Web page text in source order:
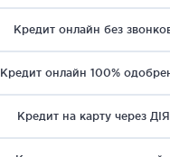
Кредит онлайн без
Кредит онлайн 100%
Кредит на карту через ДІЯ